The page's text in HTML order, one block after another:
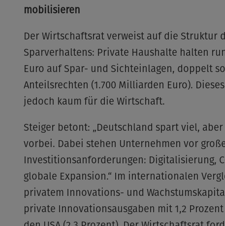
mobilisieren
Der Wirtschaftsrat verweist auf die Struktur
Sparverhaltens: Private Haushalte halten
Euro auf Spar- und Sichteinlagen, doppelt
Anteilsrechten (1.700 Milliarden Euro).
jedoch kaum für die Wirtschaft.
Steiger betont: „Deutschland spart viel,
vorbei. Dabei stehen Unternehmen vor
Investitionsanforderungen: Digitalisierung,
globale Expansion.“ Im internationalen
privatem Innovations- und
private Innovationsausgaben mit 1,2